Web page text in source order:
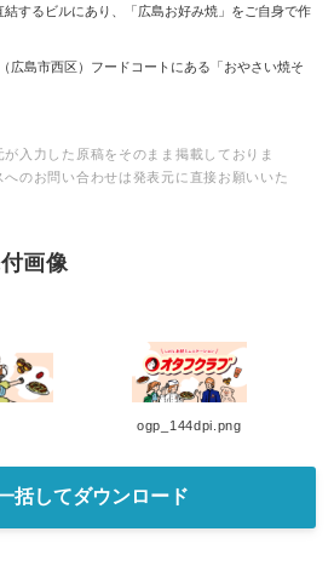
するビルにあり、「広島お好み焼」をご自身で作
広島市西区）フードコートにある「おやさい焼そ
入力した原稿をそのまま掲載しておりま
のお問い合わせは発表元に直接お願いいた
画像
ogp_144dpi.png
括してダウンロード